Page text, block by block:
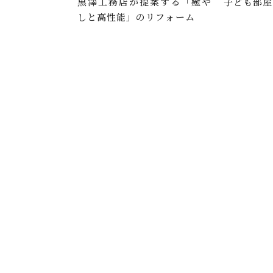
しと高性能」のリフォーム